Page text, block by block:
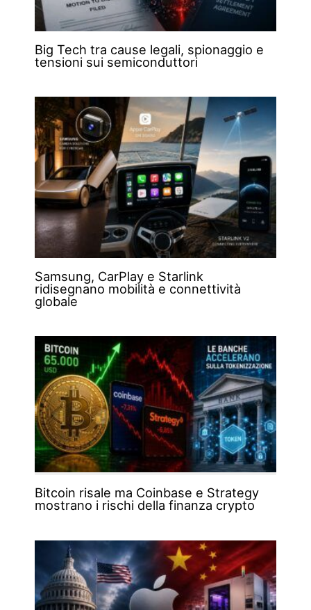
Big Tech tra cause legali, spionaggio e
tensioni sui semiconduttori
Samsung, CarPlay e Starlink
ridisegnano mobilità e connettività
globale
Bitcoin risale ma Coinbase e Strategy
mostrano i rischi della finanza crypto